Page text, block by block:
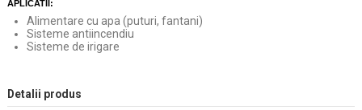
APLICATII:
Alimentare cu apa (puturi, fantani)
Sisteme antiincendiu
Sisteme de irigare
Detalii produs